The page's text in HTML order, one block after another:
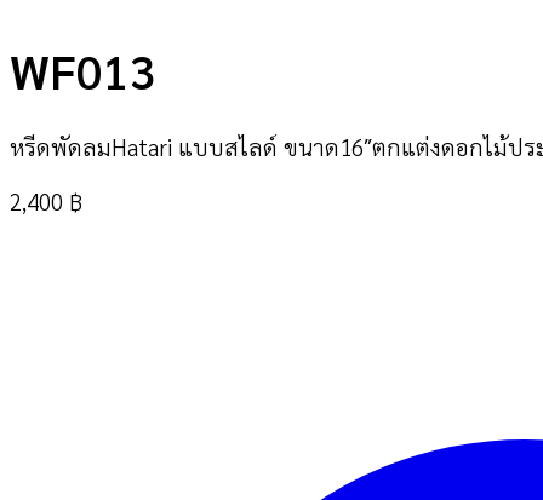
WF013
หรีดพัดลมHatari แบบสไลด์ ขนาด16″ตกแต่งดอกไม้ปร
2,400 ฿